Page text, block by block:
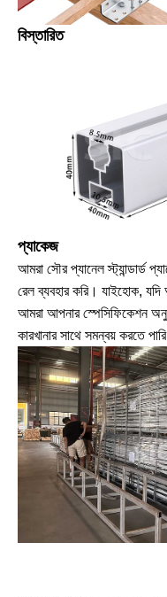
বিস্তারিত
প্যাকেজ
আমরা সৌর প্যানেল স্ট্যান্ডার্ড
রেল ব্যবহার করি। যাইহোক, যদি
আমরা আপনার স্পেসিফিকেশন
কারখানার সাথে সমন্বয় করতে